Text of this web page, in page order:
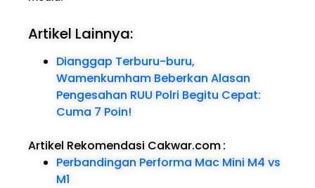
Artikel Lainnya:
Dianggap Terburu-buru,
Wamenkumham Beberkan Alasan
Pengesahan RUU Polri Begitu Cepat:
Cuma 7 Poin!
Artikel Rekomendasi Cakwar.com:
Perbandingan Performa Mac Mini M4 vs
M1